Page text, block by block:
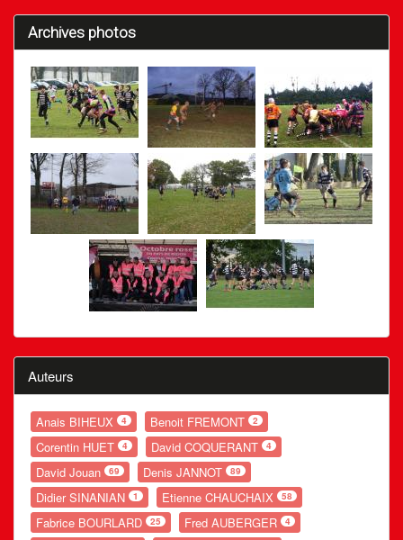
Archives photos
Auteurs
Anais BIHEUX 4 Benoit FREMONT 2
Corentin HUET 4 David COQUERANT 4
David Jouan 69 Denis JANNOT 89
Didier SINANIAN 1 Etienne CHAUCHAIX 58
Fabrice BOURLARD 25 Fred AUBERGER 4